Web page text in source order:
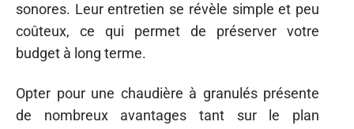
sonores. Leur entretien se révèle simple et peu
coûteux, ce qui permet de préserver votre
budget à long terme.
Opter pour une chaudière à granulés présente
de nombreux avantages tant sur le plan